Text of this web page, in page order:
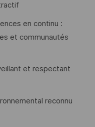
en continu :
et communautés
et respectant
reconnu